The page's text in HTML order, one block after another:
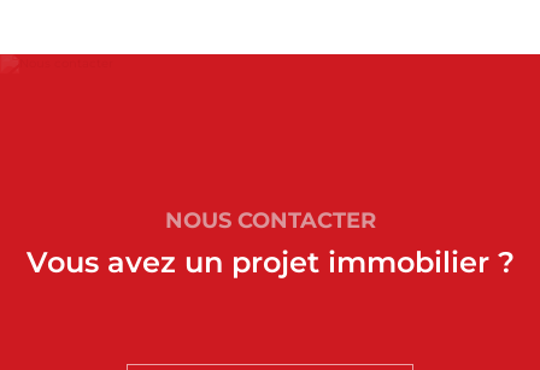
NOUS CONTACTER
Vous avez un projet immobilier ?